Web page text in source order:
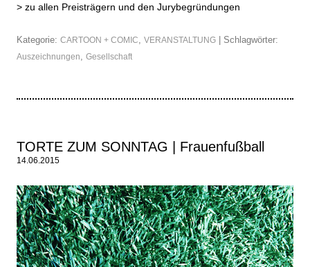
> zu allen Preisträgern und den Jurybegründungen
Kategorie: CARTOON + COMIC VERANSTALTUNG | Schlagwörter:
Auszeichnungen Gesellschaft
TORTE ZUM SONNTAG | Frauenfußball
14.06.2015